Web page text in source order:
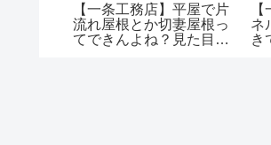
【一条工務店】平屋で片
流れ屋根とか切妻屋根っ
てできんよね？見た目が
ネ
き